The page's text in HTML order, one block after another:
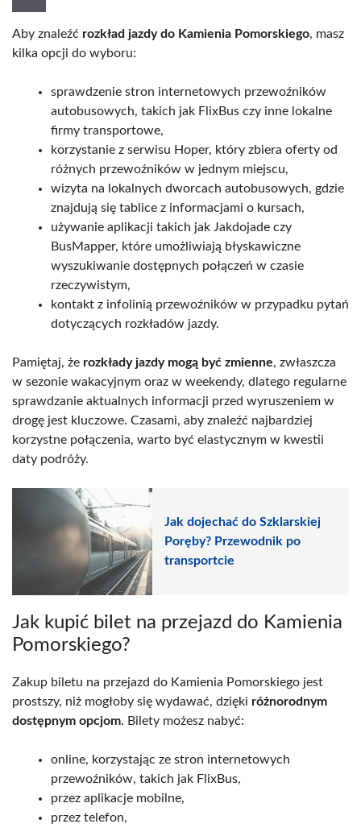
Aby znaleźć rozkład jazdy do Kamienia Pomorskiego, masz
kilka opcji do wyboru:
sprawdzenie stron internetowych przewoźników
autobusowych, takich jak FlixBus czy inne lokalne
firmy transportowe,
korzystanie z serwisu Hoper, który zbiera oferty od
różnych przewoźników w jednym miejscu,
wizyta na lokalnych dworcach autobusowych, gdzie
znajdują się tablice z informacjami o kursach,
używanie aplikacji takich jak Jakdojade czy
BusMapper, które umożliwiają błyskawiczne
wyszukiwanie dostępnych połączeń w czasie
rzeczywistym,
kontakt z infolinią przewoźników w przypadku pytań
dotyczących rozkładów jazdy.
Pamiętaj, że rozkłady jazdy mogą być zmienne, zwłaszcza
w sezonie wakacyjnym oraz w weekendy, dlatego regularne
sprawdzanie aktualnych informacji przed wyruszeniem w
drogę jest kluczowe. Czasami, aby znaleźć najbardziej
korzystne połączenia, warto być elastycznym w kwestii
daty podróży.
Jak dojechać do Szklarskiej
Poręby? Przewodnik po
transportcie
Jak kupić bilet na przejazd do Kamienia
Pomorskiego?
Zakup biletu na przejazd do Kamienia Pomorskiego jest
prostszy, niż mogłoby się wydawać, dzięki różnorodnym
dostępnym opcjom. Bilety możesz nabyć:
online, korzystając ze stron internetowych
przewoźników, takich jak FlixBus,
przez aplikacje mobilne,
przez telefon,